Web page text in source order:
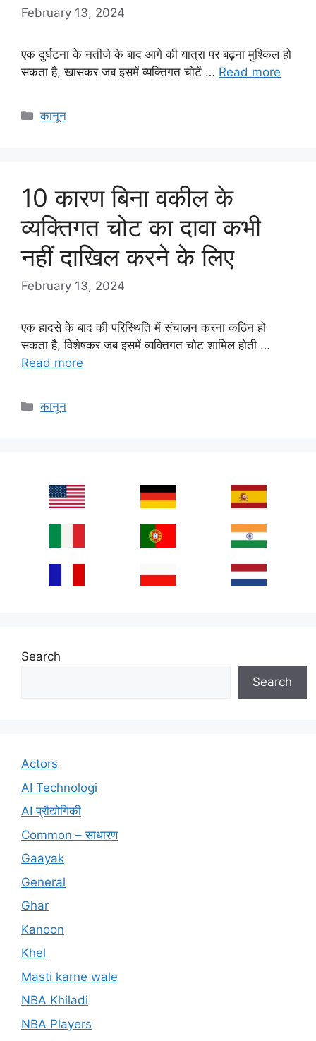
February 13, 2024
एक दुर्घटना के नतीजे के बाद आगे की यात्रा पर बढ़ना मुश्किल हो
सकता है, खासकर जब इसमें व्यक्तिगत चोटें … Read more
Categories
कानून
10 कारण बिना वकील के
व्यक्तिगत चोट का दावा कभी
नहीं दाखिल करने के लिए
February 13, 2024
एक हादसे के बाद की परिस्थिति में संचालन करना कठिन हो
सकता है, विशेषकर जब इसमें व्यक्तिगत चोट शामिल होती …
Read more
Categories
कानून
Search
Search
Actors
AI Technologi
AI प्रौद्योगिकी
Common – साधारण
Gaayak
General
Ghar
Kanoon
Khel
Masti karne wale
NBA Khiladi
NBA Players